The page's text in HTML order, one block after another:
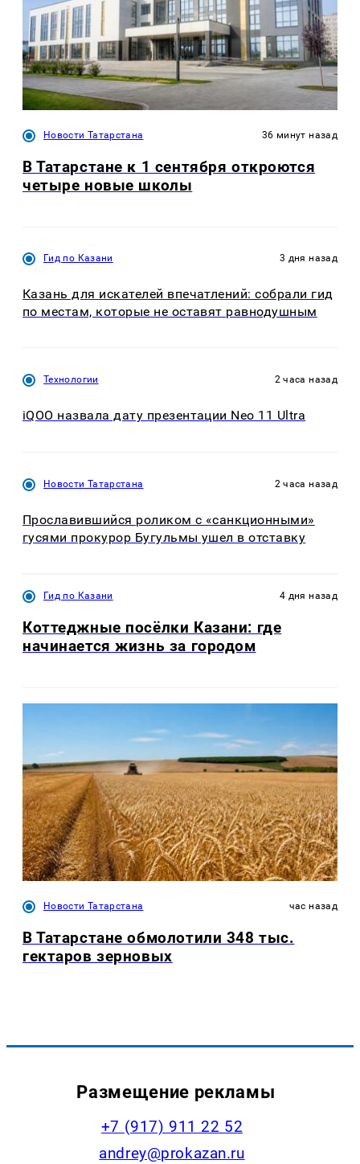
Новости Татарстана 36 минут назад
В Татарстане к 1 сентября откроются
четыре новые школы
Гид по Казани 3 дня назад
Казань для искателей впечатлений: собрали гид
по местам, которые не оставят равнодушным
Технологии 2 часа назад
iQOO назвала дату презентации Neo 11 Ultra
Новости Татарстана 2 часа назад
Прославившийся роликом с «санкционными»
гусями прокурор Бугульмы ушел в отставку
Гид по Казани 4 дня назад
Коттеджные посёлки Казани: где
начинается жизнь за городом
Новости Татарстана час назад
В Татарстане обмолотили 348 тыс.
гектаров зерновых
Размещение рекламы
+7 (917) 911 22 52
andrey@prokazan.ru